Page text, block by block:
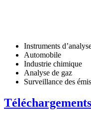
Instruments
Automobile
Industrie chimique
Analyse de gaz
Surveillance des
Téléchargements